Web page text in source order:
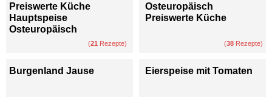
Preiswerte Küche
Hauptspeise
Osteuropäisch
(21 Rezepte)
Osteuropäisch
Preiswerte Küche
(38 Rezepte)
Burgenland Jause Eierspeise mit Tomaten